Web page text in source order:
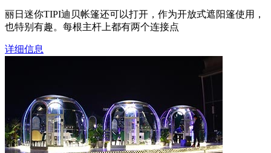
丽日迷你TIPI迪贝帐篷还可以打开，作为开放式遮阳篷使用，
也特别有趣。每根主杆上都有两个连接点
详细信息